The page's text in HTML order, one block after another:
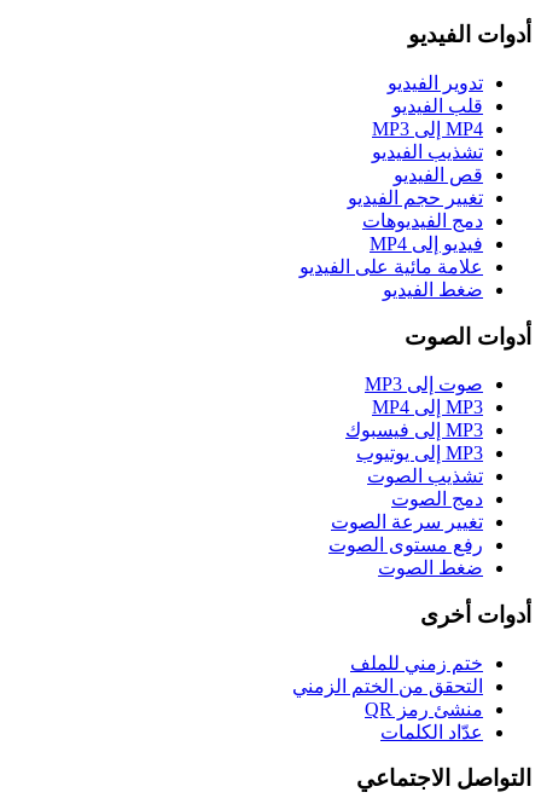
أدوات الفيديو
تدوير الفيديو
قلب الفيديو
MP4 إلى MP3
تشذيب الفيديو
قص الفيديو
تغيير حجم الفيديو
دمج الفيديوهات
فيديو إلى MP4
علامة مائية على الفيديو
ضغط الفيديو
أدوات الصوت
صوت إلى MP3
MP3 إلى MP4
MP3 إلى فيسبوك
MP3 إلى يوتيوب
تشذيب الصوت
دمج الصوت
تغيير سرعة الصوت
رفع مستوى الصوت
ضغط الصوت
أدوات أخرى
ختم زمني للملف
التحقق من الختم الزمني
منشئ رمز QR
عدّاد الكلمات
التواصل الاجتماعي